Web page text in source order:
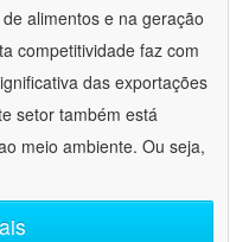
alimentos e na geração
competitividade faz com
das exportações
setor também está
meio ambiente. Ou seja,